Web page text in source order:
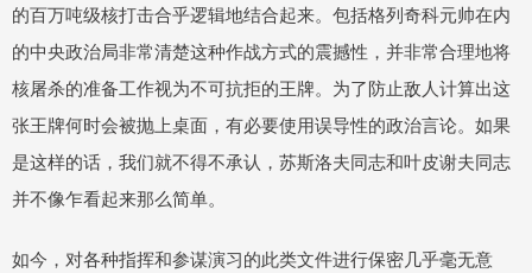
的百万吨级核打击合乎逻辑地结合起来。包括格列奇科元帅在内
的中央政治局非常清楚这种作战方式的震撼性，并非常合理地将
核屠杀的准备工作视为不可抗拒的王牌。为了防止敌人计算出这
张王牌何时会被抛上桌面，有必要使用误导性的政治言论。如果
是这样的话，我们就不得不承认，苏斯洛夫同志和叶皮谢夫同志
并不像乍看起来那么简单。
如今，对各种指挥和参谋演习的此类文件进行保密几乎毫无意